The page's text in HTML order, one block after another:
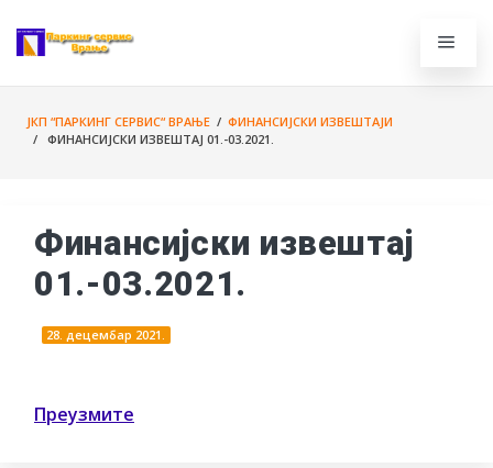
ЈКП “ПАРКИНГ СЕРВИС“ ВРАЊЕ / ФИНАНСИЈСКИ ИЗВЕШТАЈИ
/ ФИНАНСИЈСКИ ИЗВЕШТАЈ 01.-03.2021.
Финансијски извештај
01.-03.2021.
28. децембар 2021.
Преузмите